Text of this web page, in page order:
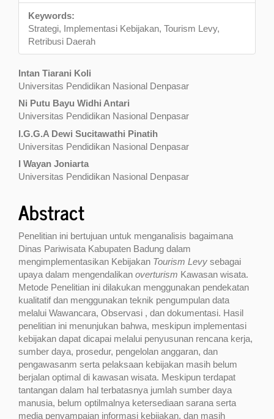
Keywords:
Strategi, Implementasi Kebijakan, Tourism Levy,
Retribusi Daerah
Main
Article
Content
Intan Tiarani Koli
Universitas Pendidikan Nasional Denpasar
Ni Putu Bayu Widhi Antari
Universitas Pendidikan Nasional Denpasar
I.G.G.A Dewi Sucitawathi Pinatih
Universitas Pendidikan Nasional Denpasar
I Wayan Joniarta
Universitas Pendidikan Nasional Denpasar
Abstract
Penelitian ini bertujuan untuk menganalisis bagaimana
Dinas Pariwisata Kabupaten Badung dalam
mengimplementasikan Kebijakan Tourism Levy sebagai
upaya dalam mengendalikan overturism Kawasan wisata.
Metode Penelitian ini dilakukan menggunakan pendekatan
kualitatif dan menggunakan teknik pengumpulan data
melalui Wawancara, Observasi , dan dokumentasi. Hasil
penelitian ini menunjukan bahwa, meskipun implementasi
kebijakan dapat dicapai melalui penyusunan rencana kerja,
sumber daya, prosedur, pengelolan anggaran, dan
pengawasanm serta pelaksaan kebijakan masih belum
berjalan optimal di kawasan wisata. Meskipun terdapat
tantangan dalam hal terbatasnya jumlah sumber daya
manusia, belum optilmalnya ketersediaan sarana serta
media penyampaian informasi kebijakan, dan masih